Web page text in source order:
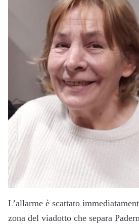
L’allarme è scattato
zona del viadotto che separa